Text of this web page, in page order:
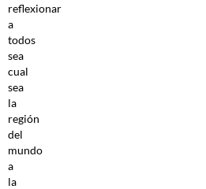
reflexionar
a
todos
sea
cual
sea
la
región
del
mundo
a
la